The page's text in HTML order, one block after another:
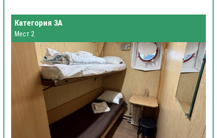
Категория 3А
Мест 2